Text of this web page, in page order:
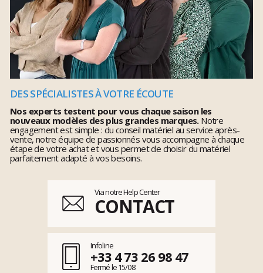
DES SPÉCIALISTES À VOTRE ÉCOUTE
Nos experts testent pour vous chaque saison les
nouveaux modèles des plus grandes marques.Notre
engagement est simple : du conseil matériel au service après-
vente, notre équipe de passionnés vous accompagne à chaque
étape de votre achat et vous permet de choisir du matériel
parfaitement adapté à vos besoins.
Via notre Help Center
CONTACT
Infoline
+33 4 73 26 98 47
Fermé le 15/08